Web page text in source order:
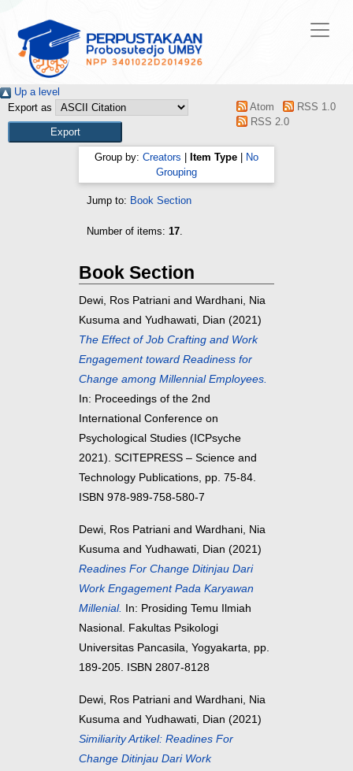
Up a level
Export as
Atom
RSS 1.0
RSS 2.0
Group by: Creators Item Type
No
Grouping
Jump to: Book Section
Number of items: 17.
Book Section
Dewi, Ros Patriani and Wardhani, Nia
Kusuma and Yudhawati, Dian (2021)
The Effect of Job Crafting and Work
Engagement toward Readiness for
Change among Millennial Employees.
In: Proceedings of the 2nd
International Conference on
Psychological Studies (ICPsyche
2021). SCITEPRESS – Science and
Technology Publications, pp. 75-84.
ISBN 978-989-758-580-7
Dewi, Ros Patriani and Wardhani, Nia
Kusuma and Yudhawati, Dian (2021)
Readines For Change Ditinjau Dari
Work Engagement Pada Karyawan
Millenial. In: Prosiding Temu Ilmiah
Nasional. Fakultas Psikologi
Universitas Pancasila, Yogyakarta, pp.
189-205. ISBN 2807-8128
Dewi, Ros Patriani and Wardhani, Nia
Kusuma and Yudhawati, Dian (2021)
Similiarity Artikel: Readines For
Change Ditinjau Dari Work